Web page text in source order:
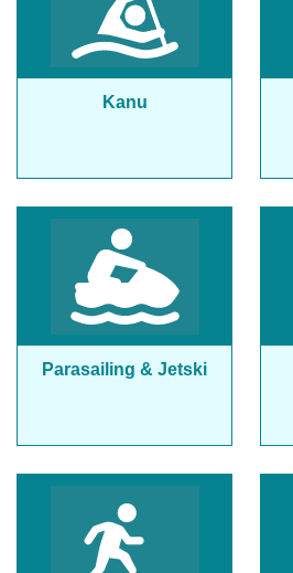
Kanu
Parasailing & Jetski